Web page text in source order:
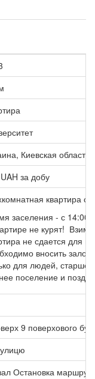
Киевская
UAH за добу
квартира
заселения - с 14:00
не курят!
не сдается для
вносить
для людей, старше
поселение и
9 поверхового
Остановка